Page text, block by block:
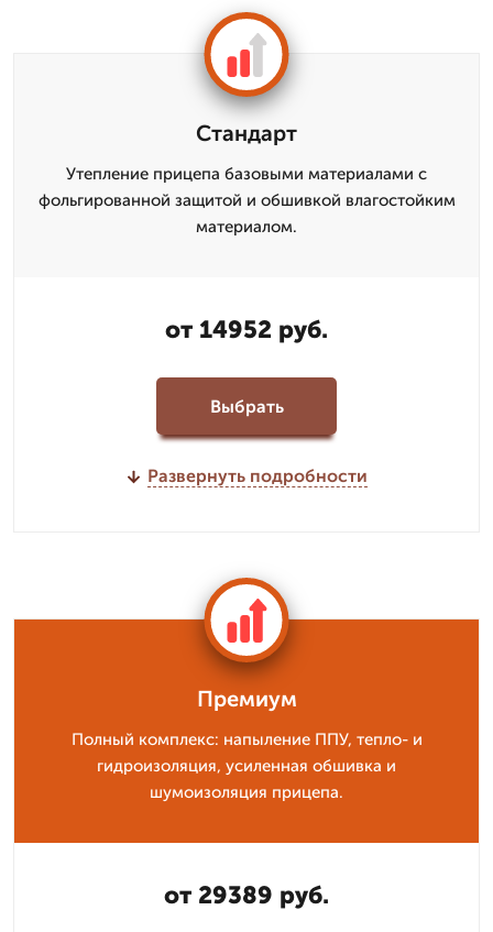
Стандарт
Утепление прицепа базовыми материалами с
фольгированной защитой и обшивкой влагостойким
материалом.
от 14952 руб.
Выбрать
Развернуть подробности
Премиум
Полный комплекс: напыление ППУ, тепло- и
гидроизоляция, усиленная обшивка и
шумоизоляция прицепа.
от 29389 руб.